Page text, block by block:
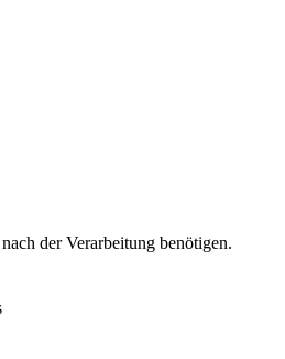
der Verarbeitung benötigen.